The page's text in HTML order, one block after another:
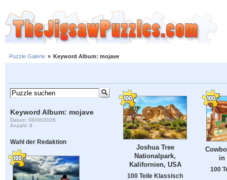
Puzzle Galerie » Keyword Album: mojave
Keyword Album: mojave
Datum: 08/06/2026
Anzahl: 9
Wahl der Redaktion
Joshua Tree
Nationalpark,
Kalifornien, USA
100 Teile Klassisch
in
100